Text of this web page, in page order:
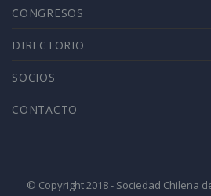
CONGRESOS
DIRECTORIO
SOCIOS
CONTACTO
© Copyright 2018 - Sociedad Chilena